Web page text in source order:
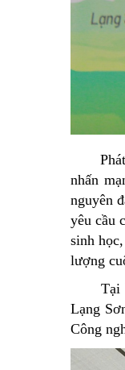
Phát
nhấn
nguyên
yêu cầu
sinh
lượng
Tại
Lạng
Công